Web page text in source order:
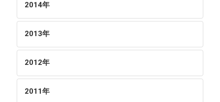
2014年
2013年
2012年
2011年